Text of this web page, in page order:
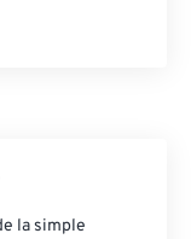
la simple